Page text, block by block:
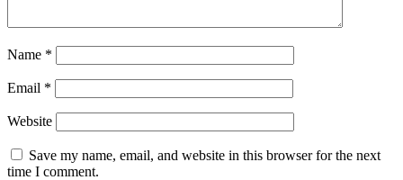
Name *
Email *
Website
Save my name, email, and website in this browser for the next
time I comment.